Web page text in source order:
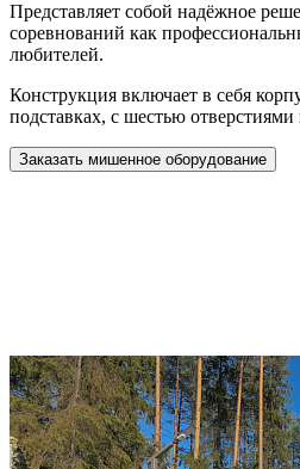
Представляет собой надёжное
соревнований как
любителей.
Конструкция включает в себя
подставках, с шестью
Заказать мишенное оборудование